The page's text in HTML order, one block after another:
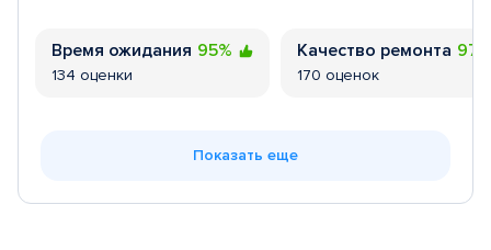
Время ожидания 95%
134 оценки
Качество ремонта
170 оценок
Показать еще